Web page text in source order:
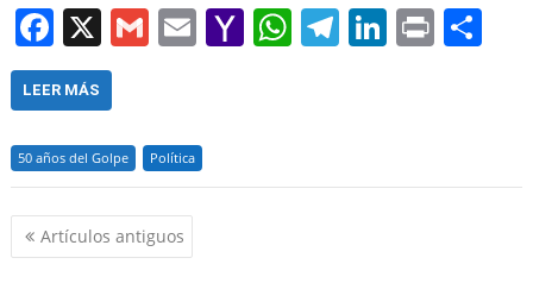
F
a
c
e
b
o
o
X G
l
E
l
Y
o
W
A
T
a
Li
dI
Pr
LEER MÁS
50 años del Golpe Política
Navegación
de
Artículos antiguos